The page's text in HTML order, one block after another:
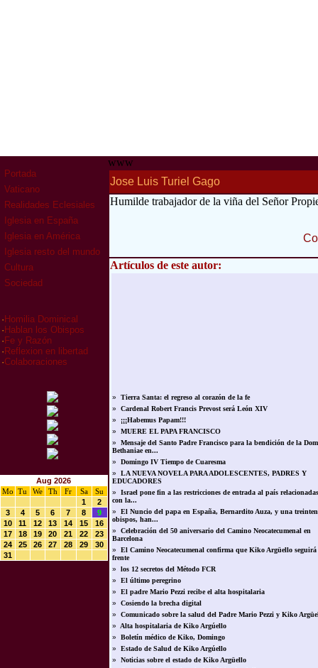
Portada
Vaticano
Realidades Eclesiales
Iglesia en España
Iglesia en América
Iglesia resto del mundo
Cultura
Sociedad
· Homilia Dominical
· Hablan los Obispos
· Fe y Razón
· Reflexion en libertad
·Colaboraciones
Aug 2026
Mo
Tu We Th Fr Sa
Su
1
2
3
4 5 6 7 8
9
10
11 12 13 14 15
16
17
18 19 20 21 22
23
24
25 26 27 28 29
30
31
www
Jose Luis Turiel Gago
Humilde trabajador de la viña del Señor
Artículos de este autor:
»
Tierra Santa: el regreso al corazón de la fe
»
Cardenal Robert Francis Prevost será León XIV
»
¡¡¡Habemus Papam!!!
»
MUERE EL PAPA FRANCISCO
»
Mensaje del Santo Padre Francisco para la bendición de la
Bethaniae en...
»
Domingo IV Tiempo de Cuaresma
»
LA NUEVA NOVELA PARA ADOLESCENTES, PADRES Y
EDUCADORES
»
Israel pone fin a las restricciones de entrada al país relacionadas
con la...
»
El Nuncio del papa en España, Bernardito Auza, y una
obispos, han...
»
Celebración del 50 aniversario del Camino Neocatecumenal en
Barcelona
»
El Camino Neocatecumenal confirma que Kiko Argüello
frente
»
los 12 secretos del Método FCR
»
El último peregrino
»
El padre Mario Pezzi recibe el alta hospitalaria
»
Cosiendo la brecha digital
»
Comunicado sobre la salud del Padre Mario Pezzi y Kiko
»
Alta hospitalaria de Kiko Argúello
»
Boletín médico de Kiko, Domingo
»
Estado de Salud de Kiko Argúello
»
Noticias sobre el estado de Kiko Argüello